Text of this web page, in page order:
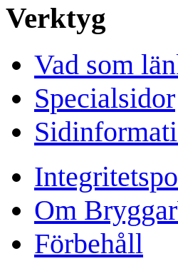
Verktyg
Vad som
Specialsidor
Om
Förbehåll